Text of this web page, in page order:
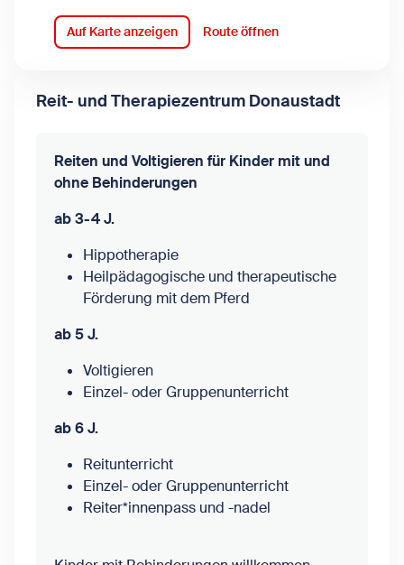
Auf Karte anzeigen Route öffnen
Reit- und Therapiezentrum Donaustadt
Reiten und Voltigieren für Kinder mit und
ohne Behinderungen
ab 3-4 J.
Hippotherapie
Heilpädagogische und therapeutische
Förderung mit dem Pferd
ab 5 J.
Voltigieren
Einzel- oder Gruppenunterricht
ab 6 J.
Reitunterricht
Einzel- oder Gruppenunterricht
Reiter*innenpass und -nadel